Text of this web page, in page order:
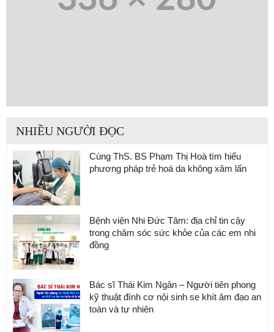
NHIỀU NGƯỜI ĐỌC
Cùng ThS. BS Phạm Thị Hoà tìm hiểu
phương pháp trẻ hoá da không xâm lấn
Bệnh viện Nhi Đức Tâm: địa chỉ tin cậy
trong chăm sóc sức khỏe của các em nhi
đồng
Bác sĩ Thái Kim Ngân – Người tiên phong
kỹ thuật đính cơ nội sinh se khít âm đạo an
toàn và tự nhiên